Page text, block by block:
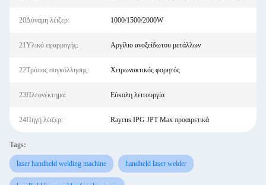
20Δύναμη λέιζερ: 1000/1500/2000W
21Υλικό εφαρμογής: Αργίλιο ανοξείδωτου μετάλλων
22Τρόπος συγκόλλησης: Χειρωνακτικός φορητός
23Πλεονέκτημα: Εύκολη λειτουργία
24Πηγή λέιζερ: Raycus IPG JPT Max προαιρετικά
Tags:
laser handheld welding machine handheld laser welder